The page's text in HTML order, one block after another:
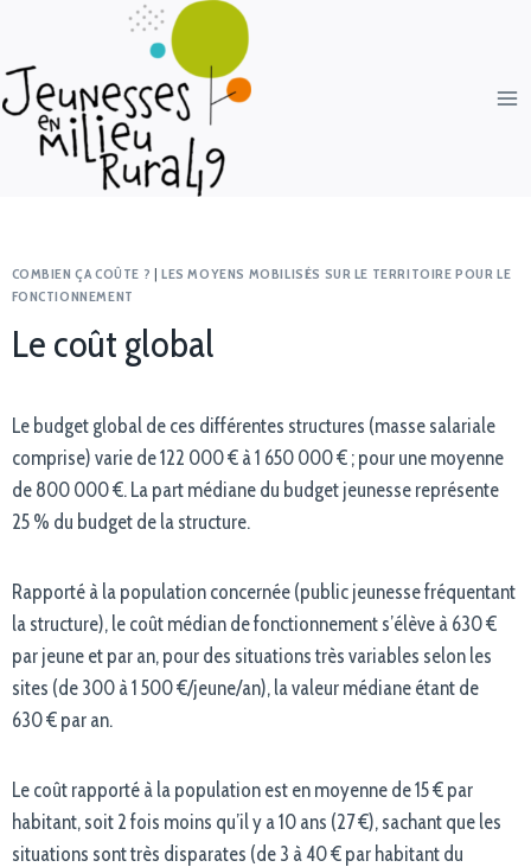
COMBIEN ÇA COÛTE ? |LES MOYENS MOBILISÉS SUR LE TERRITOIRE POUR LE
FONCTIONNEMENT
Le coût global
Le budget global de ces différentes structures (masse salariale
comprise) varie de 122 000 € à 1 650 000 € ; pour une moyenne
de 800 000 €. La part médiane du budget jeunesse représente
25 % du budget de la structure.
Rapporté à la population concernée (public jeunesse fréquentant
la structure), le coût médian de fonctionnement s’élève à 630 €
par jeune et par an, pour des situations très variables selon les
sites (de 300 à 1 500 €/jeune/an), la valeur médiane étant de
630 € par an.
Le coût rapporté à la population est en moyenne de 15 € par
habitant, soit 2 fois moins qu’il y a 10 ans (27 €), sachant que les
situations sont très disparates (de 3 à 40 € par habitant du